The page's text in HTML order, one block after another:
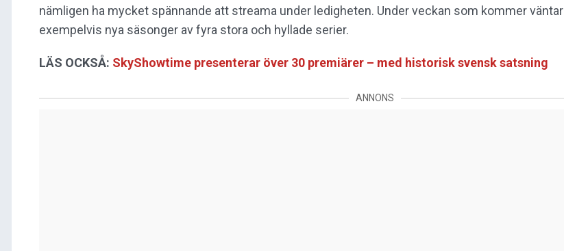
nämligen ha mycket spännande att streama under ledigheten. Under veckan som kommer väntar
exempelvis nya säsonger av fyra stora och hyllade serier.
LÄS OCKSÅ: SkyShowtime presenterar över 30 premiärer – med historisk svensk satsning
ANNONS